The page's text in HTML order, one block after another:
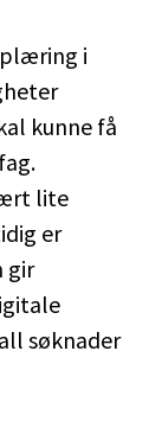
i
kunne få
lite
er
gir
søknader